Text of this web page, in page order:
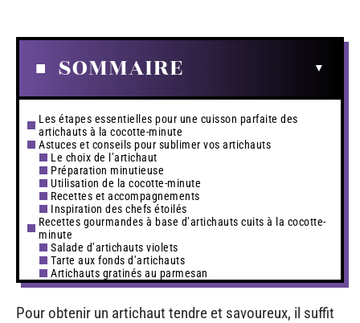
SOMMAIRE
Les étapes essentielles pour une cuisson parfaite des
artichauts à la cocotte-minute
Astuces et conseils pour sublimer vos artichauts
Le choix de l’artichaut
Préparation minutieuse
Utilisation de la cocotte-minute
Recettes et accompagnements
Inspiration des chefs étoilés
Recettes gourmandes à base d’artichauts cuits à la cocotte-
minute
Salade d’artichauts violets
Tarte aux fonds d’artichauts
Artichauts gratinés au parmesan
Pour obtenir un artichaut tendre et savoureux, il suffit